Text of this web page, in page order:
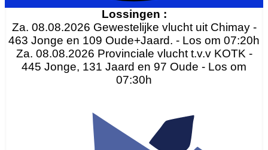
Lossingen :
Za. 08.08.2026 Gewestelijke vlucht uit Chimay -
463 Jonge en 109 Oude+Jaard. - Los om 07:20h
Za. 08.08.2026 Provinciale vlucht t.v.v KOTK -
445 Jonge, 131 Jaard en 97 Oude - Los om
07:30h